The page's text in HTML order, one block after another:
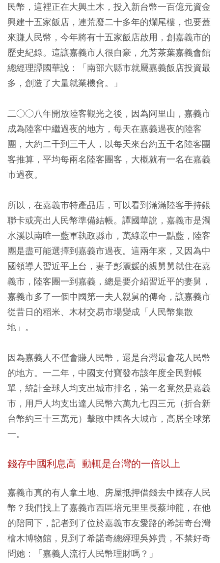
民幣，這裡正在大興土木，投入新台幣一百億元資金
興建十五家飯店，連荒廢二十多年的爛尾樓，也要蓋
來賺人民幣，今年將有十五家飯店啟用，創嘉義市的
歷史紀錄。這讓嘉義市人很自豪，允芳茶葉嘉義會館
總經理譚國華說：「南部六縣市就屬嘉義飯店投資最
多，創造了大量就業機會。」
二○○八年開放陸客觀光之後，因為阿里山，嘉義市
成為陸客中繼過夜的地方，每天在嘉義過夜的陸客
團，大約二千到三千人，以每天來台約五千名陸客團
客推算，平均每兩名陸客團客，大概就有一名在嘉義
市過夜。
所以，在嘉義市特產品店，可以看到滿滿陸客手持銀
聯卡或亮出人民幣準備結帳。譚國華說，嘉義市是濁
水溪以南唯一藍軍執政縣市，萬綠叢中一點藍，陸客
團是盡可能選擇到嘉義市過夜。這兩年來，又因為中
國領導人習近平上台，妻子彭麗媛的親舅舅就住在嘉
義市，陸客團一到嘉義，總是要介紹習近平的妻舅，
嘉義市多了一個中國第一夫人親舅的傳奇，讓嘉義市
從昔日的稻米、木材交易市場變成「人民幣集散
地」。
因為嘉義人不僅會賺人民幣，還是台灣最會花人民幣
的地方。一二年，中國支付寶發布該年度全民對帳
單，統計全球人均支出城市排名，第一名竟然是嘉義
市，用戶人均支出達人民幣六萬九七四三元（折合新
台幣約三十三萬元）擊敗中國各大城市，高居全球第
一。
錢存中國利息高 動輒是台灣的一倍以上
嘉義市真的有人拿土地、房屋抵押借錢去中國存人民
幣？我們找上了嘉義市西區培元里里長蔡坤龍，在他
的陪同下，記者到了位於嘉義市友愛路的希諾奇台灣
檜木博物館，見到了希諾奇總經理吳婷貴，不禁好奇
問她：「嘉義人流行人民幣理財嗎？」